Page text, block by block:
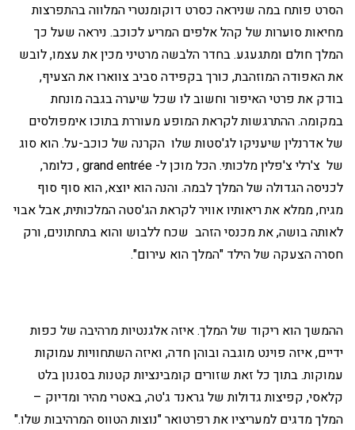
הסרט פותח במה שניראה כסרט דוקומנטרי המלווה בהתפרצות
מחיאות סוערות של קהל אלפים המריע לכוכב. ניראה שעל כך
המלך חולם ומתגעגע. בחדר הלבשה מרטיני מכין את עצמו, לובש
את האפודה המוזהבת, כורך בקפידה סביב צווארו את הצעיף,
בודק את פרטי האיפור וחשוב לו שכל שיערה בגבה מונחת
במקומה. ההתרגשות לקראת המופע מעוררת בתוכו אימפולסים
של אדרנלין שיעניקו לג'סטות שלו הקרנה של כוכב-על. הוא סוג
של צ'רלי צ'פלין מלכותי. הכל מוכן ל- grand entrée , כלומר,
לכניסה הגדולה של המלך לבמה. והנה הוא יוצא, הוא סוף סוף
מגיח, ממלא את ריאותיו אוויר לקראת הג'סטה המלכותית, אבל אבוי
לאותה בושה, את מכנסי הזהב שכח ללבוש והוא בתחתונים, ורק
חסרה הצעקה של הילד "המלך הוא עירום".
ההמשך הוא ריקוד של המלך. איזה אלגנטיות מרהיבה של כפות
ידיים, איזה פוינט מוגבה ובוהן חדה, ואיזה השתחוויות עמוקות
עמוקות. בתוך כל זאת שזורים קומבינציות קטנות בסגנון בלט
קלאסי, קפיצות גדולות של גראנד ג'טה, באטרי מהיר ומדיוק –
המלך מדגים למעריציו את רפרטואר "נוצות הטווס המרהיבות שלו."